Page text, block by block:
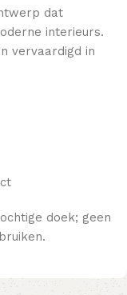
dat
interieurs.
vervaardigd in
doek; geen